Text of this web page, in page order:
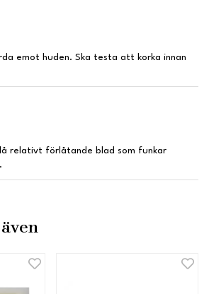
emot huden. Ska testa att korka innan
relativt förlåtande blad som funkar